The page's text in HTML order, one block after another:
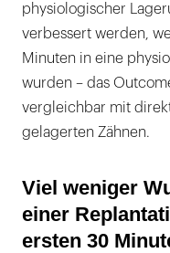
physiologischer
verbessert werden,
Minuten in eine
wurden – das
vergleichbar mit
gelagerten Zähnen.
Viel weniger
einer
ersten 30